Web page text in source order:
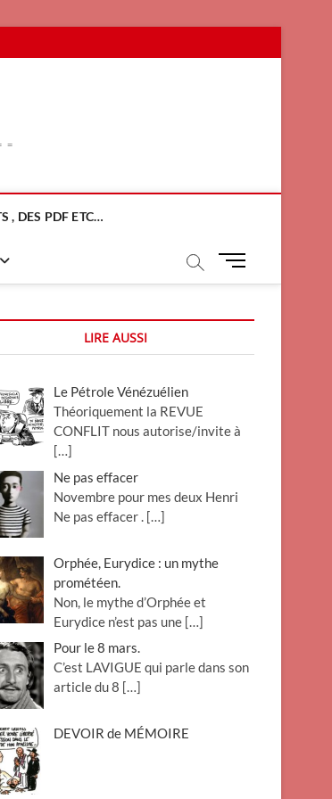
=
, DES PDF ETC…
M
u
u
n
LIRE AUSSI
Le Pétrole Vénézuélien
Théoriquement la REVUE
CONFLIT nous autorise/invite à
[…]
Ne pas effacer
Novembre pour mes deux Henri
Ne pas effacer . […]
Orphée, Eurydice : un mythe
prométéen.
Non, le mythe d’Orphée et
Eurydice n’est pas une […]
Pour le 8 mars.
C’est LAVIGUE qui parle dans son
article du 8 […]
DEVOIR de MÉMOIRE